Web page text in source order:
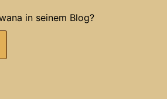
in seinem Blog?